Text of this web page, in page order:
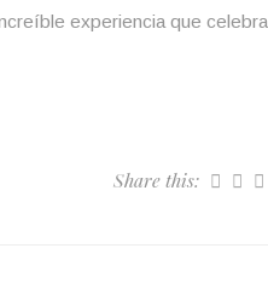
experiencia que
Share this: